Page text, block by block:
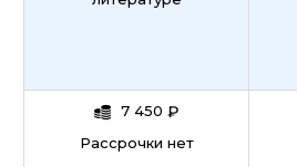
7 450 ₽
Рассрочки нет